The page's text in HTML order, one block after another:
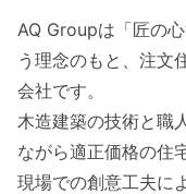
AQ Groupは「匠の
う理念のもと、注文
会社です。
木造建築の技術と職
ながら適正価格の住
現場での創意工夫に